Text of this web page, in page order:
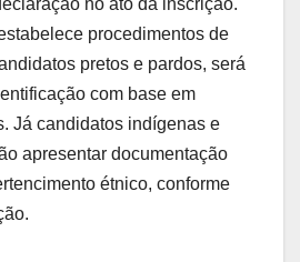
procedimentos de
pretos e pardos, será
com base em
Já candidatos indígenas e
apresentar documentação
étnico, conforme